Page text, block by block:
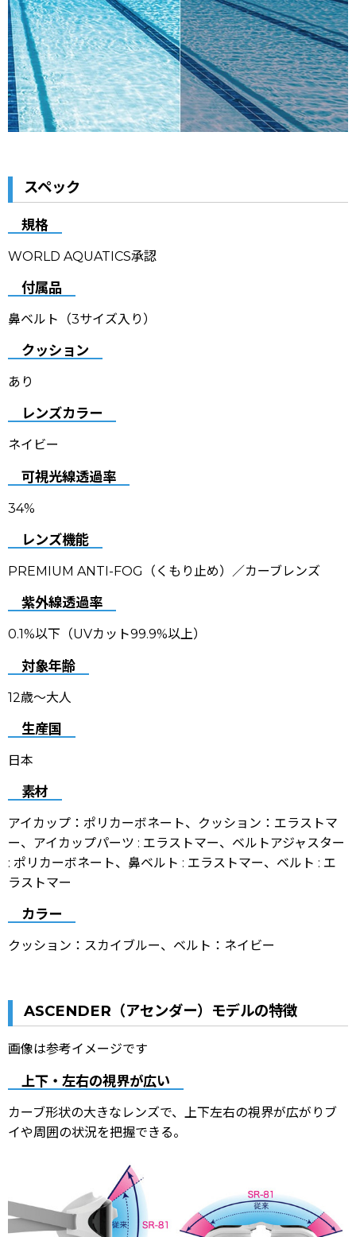
スペック
規格
WORLD AQUATICS承認
付属品
鼻ベルト（3サイズ入り）
クッション
あり
レンズカラー
ネイビー
可視光線透過率
34%
レンズ機能
PREMIUM ANTI-FOG（くもり止め）／カーブレンズ
紫外線透過率
0.1%以下（UVカット99.9%以上）
対象年齢
12歳〜大人
生産国
日本
素材
アイカップ：ポリカーボネート、クッション：エラストマ
ー、アイカップパーツ : エラストマー、ベルトアジャスター
: ポリカーボネート、鼻ベルト : エラストマー、ベルト : エ
ラストマー
カラー
クッション： スカイブルー、ベルト： ネイビー
ASCENDER（アセンダー）モデルの特徴
画像は参考イメージです
上下・左右の視界が広い
カーブ形状の大きなレンズで、上下左右の視界が広がりブ
イや周囲の状況を把握できる。